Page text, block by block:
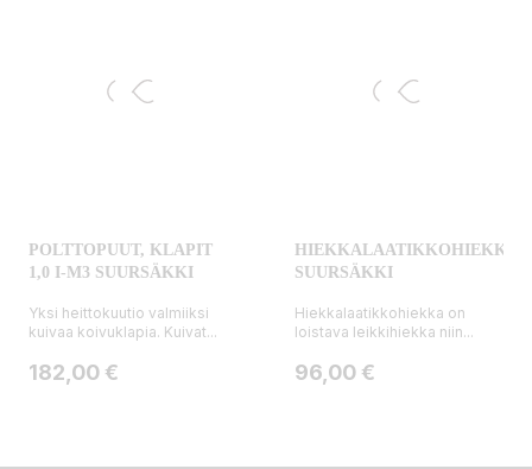
POLTTOPUUT, KLAPIT
1,0 I-M3 SUURSÄKKI
Yksi heittokuutio valmiiksi
kuivaa koivuklapia. Kuivat...
Hinta
182,00 €
HIEKKALAATIKKOHIEKKA,
SUURSÄKKI
Hiekkalaatikkohiekka on
loistava leikkihiekka niin...
Hinta
96,00 €